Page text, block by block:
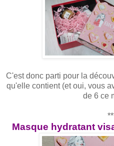
C'est donc parti pour la
qu'elle contient (et oui, vous
de 6 ce
Masque hydratant